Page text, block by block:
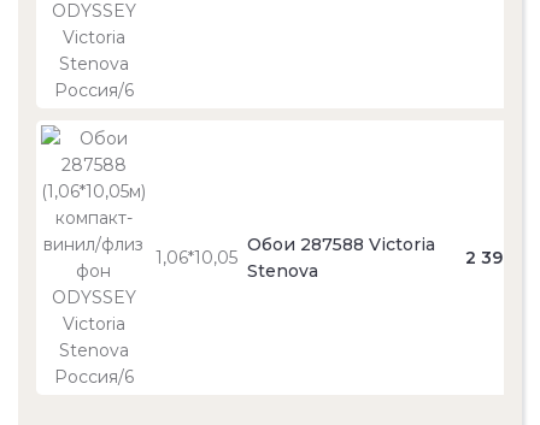
1,06*10,05
Обои 287588 Victoria
Stenova
2 390